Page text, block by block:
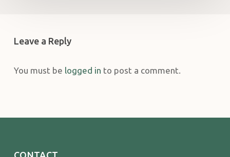
Leave a Reply
You must be logged in to post a comment.
CONTACT